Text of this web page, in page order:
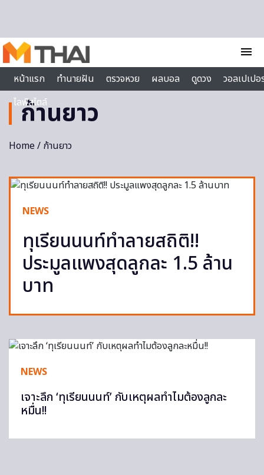
menu
หน้าแรก
ทำนายฝัน ตรวจหวย ผลบอล ดูดวง
วอลเปเป
ไลฟ์สไตล์
ก้านยาว
Home/ ก้านยาว
NEWS
ทุเรียนนนท์ทำลายสถิติ!!
ประมูลแพงสุดลูกละ 1.5 ล้าน
บาท
NEWS
เจาะลึก ‘ทุเรียนนนท์’ กับเหตุผลทำไมต้องลูกละ
หมื่น!!